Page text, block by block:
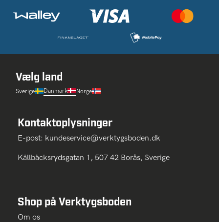
Vælg land
Sverige Danmark Norge
Kontaktoplysninger
E-post: kundeservice@verktygsboden.dk
Källbäcksrydsgatan 1, 507 42 Borås, Sverige
Shop på Verktygsboden
Om os